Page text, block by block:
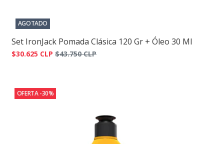
AGOTADO
Set IronJack Pomada Clásica 120 Gr + Óleo 30 Ml
$30.625 CLP $43.750 CLP
OFERTA -30%